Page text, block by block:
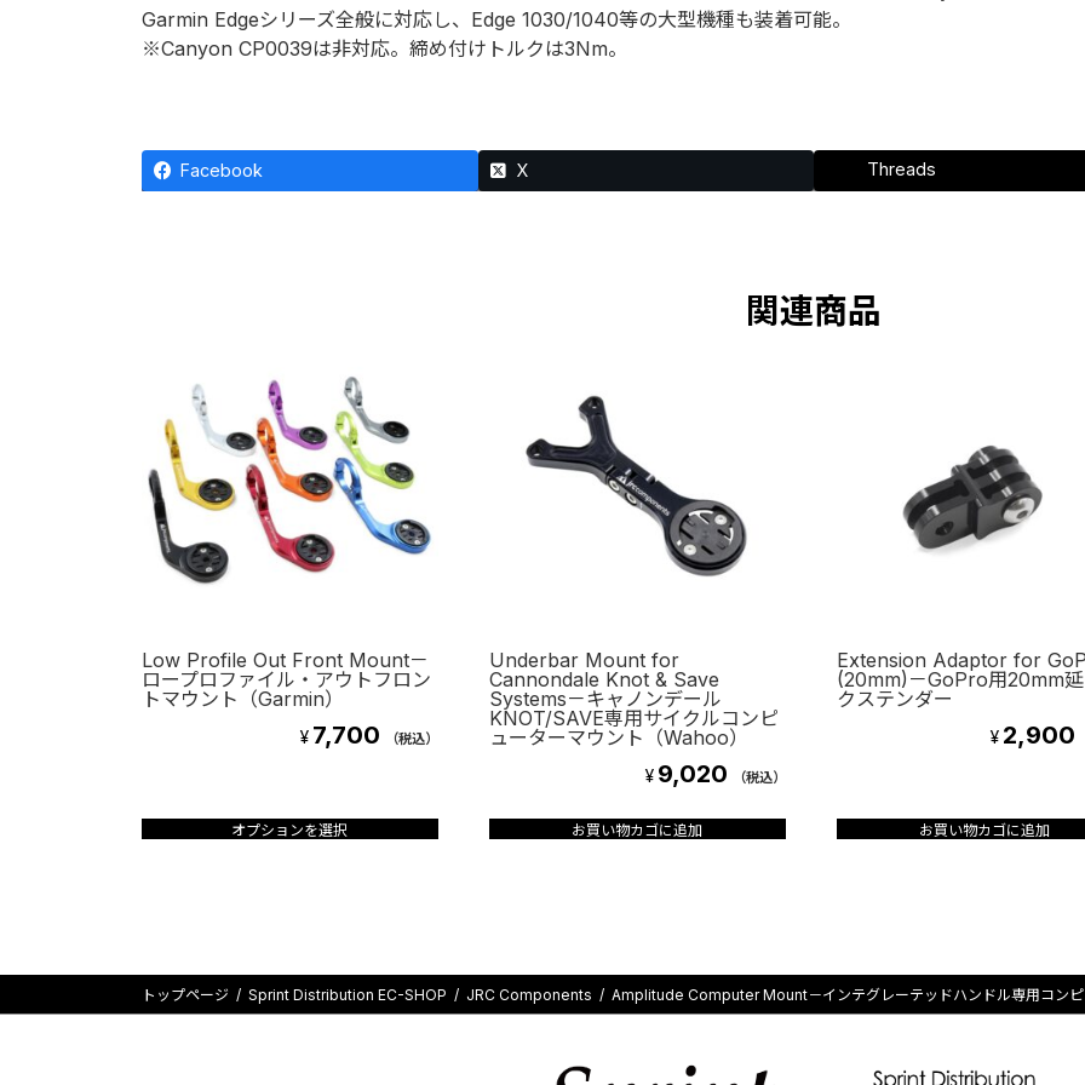
個
Garmin Edgeシリーズ全般に対応し、Edge 1030/1040等の大型機種も装着可能。
※Canyon CP0039は非対応。締め付けトルクは3Nm。
Facebook X Threads
関連商品
Low Profile Out Front Mount－
ロープロファイル・アウトフロン
トマウント（Garmin）
¥ 7,700 （税込）
オプションを選択
数
の
Underbar Mount for
Cannondale Knot & Save
Systems－キャノンデール
KNOT/SAVE専用サイクルコンピ
ューターマウント（Wahoo）
¥ 9,020 （税込）
お買い物カゴに追加
Extension Adaptor for
(20mm)－GoPro用20mm
クステンダー
¥ 2,900
お買い物カゴに追加
トップページ Sprint Distribution EC-SHOP JRC Components Amplitude Computer Mount－インテグレーテッドハンドル専用コン